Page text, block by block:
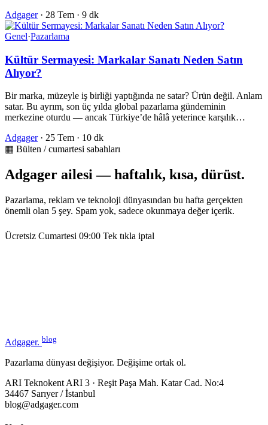
Adgager · 28 Tem · 9 dk
Genel·Pazarlama
Kültür Sermayesi: Markalar Sanatı Neden Satın
Alıyor?
Bir marka, müzeyle iş birliği yaptığında ne satar? Ürün değil. Anlam
satar. Bu ayrım, son üç yılda global pazarlama gündeminin
merkezine oturdu — ancak Türkiye’de hâlâ yeterince karşılık…
Adgager · 25 Tem · 10 dk
▦ Bülten / cumartesi sabahları
Adgager ailesi — haftalık, kısa, dürüst.
Pazarlama, reklam ve teknoloji dünyasından bu hafta gerçekten
önemli olan 5 şey. Spam yok, sadece okunmaya değer içerik.
Ücretsiz Cumartesi 09:00 Tek tıkla iptal
Adgager. blog
Pazarlama dünyası değişiyor. Değişime ortak ol.
ARI Teknokent ARI 3 · Reşit Paşa Mah. Katar Cad. No:4
34467 Sarıyer / İstanbul
blog@adgager.com